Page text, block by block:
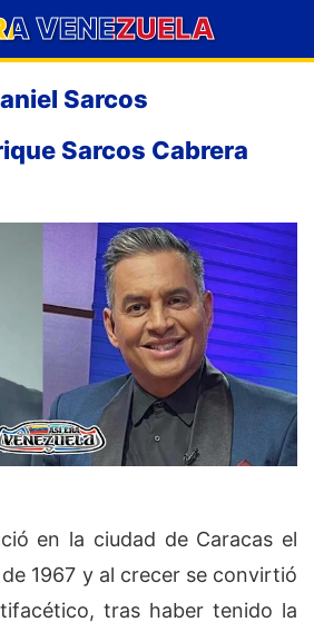
VENEZUELA
Sarcos
Sarcos Cabrera
en la ciudad de Caracas el
1967 y al crecer se convirtió
tras haber tenido la